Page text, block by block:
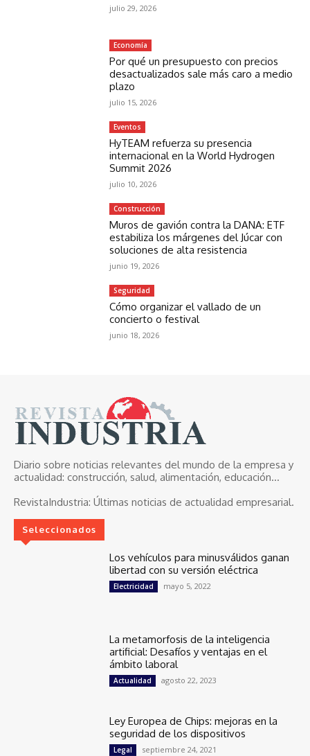
julio 29, 2026
Economía
Por qué un presupuesto con precios
desactualizados sale más caro a medio
plazo
julio 15, 2026
Eventos
HyTEAM refuerza su presencia
internacional en la World Hydrogen
Summit 2026
julio 10, 2026
Construcción
Muros de gavión contra la DANA: ETF
estabiliza los márgenes del Júcar con
soluciones de alta resistencia
junio 19, 2026
Seguridad
Cómo organizar el vallado de un
concierto o festival
junio 18, 2026
Diario sobre noticias relevantes del mundo de la empresa y
actualidad: construcción, salud, alimentación, educación...
RevistaIndustria: Últimas noticias de actualidad empresarial.
Seleccionados
Los vehículos para minusválidos ganan
libertad con su versión eléctrica
Electricidad mayo 5, 2022
La metamorfosis de la inteligencia
artificial: Desafíos y ventajas en el
ámbito laboral
Actualidad agosto 22, 2023
Ley Europea de Chips: mejoras en la
seguridad de los dispositivos
Legal septiembre 24, 2021